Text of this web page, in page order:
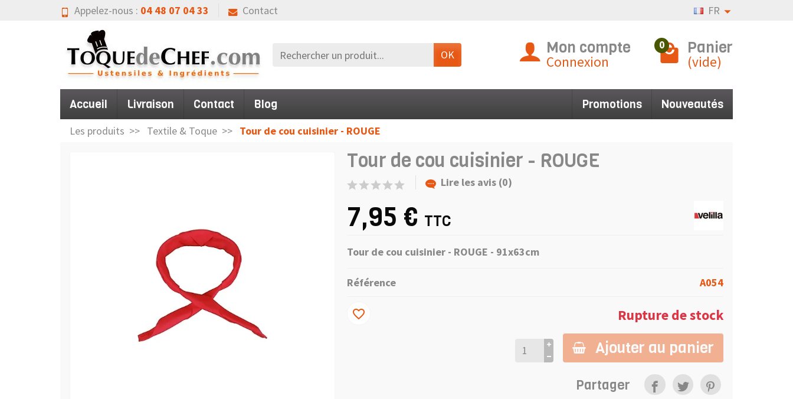
Appelez-nous : 04 48 07 04 33 Contact FR
OK Mon compte
Connexion
0 Panier
(vide)
Accueil Livraison Contact Blog Promotions Nouveautés
Les produits Textile & Toque Tour de cou cuisinier - ROUGE
Tour de cou cuisinier - ROUGE
Lire les avis (0)
7,95 € TTC
Tour de cou cuisinier - ROUGE - 91x63cm
Référence A054
Rupture de stock
Ajouter au panier
favorite_border
Partager